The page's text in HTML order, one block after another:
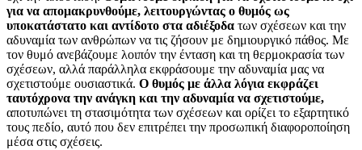
για να απομακρυνθούμε, λειτουργώντας ο θυμός ως
υποκατάστατο και αντίδοτο στα αδιέξοδα των σχέσεων και την
αδυναμία των ανθρώπων να τις ζήσουν με δημιουργικό πάθος. Με
τον θυμό ανεβάζουμε λοιπόν την ένταση και τη θερμοκρασία των
σχέσεων, αλλά παράλληλα εκφράσουμε την αδυναμία μας να
σχετιστούμε ουσιαστικά. Ο θυμός με άλλα λόγια εκφράζει
ταυτόχρονα την ανάγκη και την αδυναμία να σχετιστούμε,
αποτυπώνει τη στασιμότητα των σχέσεων και ορίζει το εξαρτητικό
τους πεδίο, αυτό που δεν επιτρέπει την προσωπική διαφοροποίηση
μέσα στις σχέσεις.